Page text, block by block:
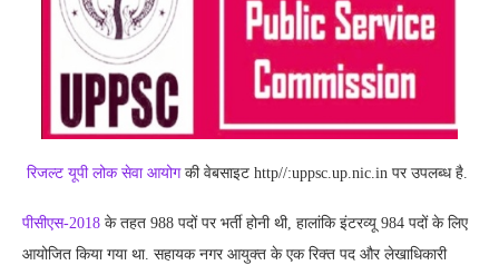
रिजल्ट यूपी लोक सेवा आयोगकी वेबसाइट http//:uppsc.up.nic.in पर उपलब्ध है.
पीसीएस-2018 के तहत 988 पदों पर भर्ती होनी थी, हालांकि इंटरव्यू 984 पदों के लिए
आयोजित किया गया था. सहायक नगर आयुक्त के एक रिक्त पद और लेखाधिकारी